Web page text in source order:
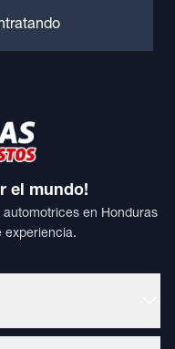
el mundo!
en Honduras
experiencia.